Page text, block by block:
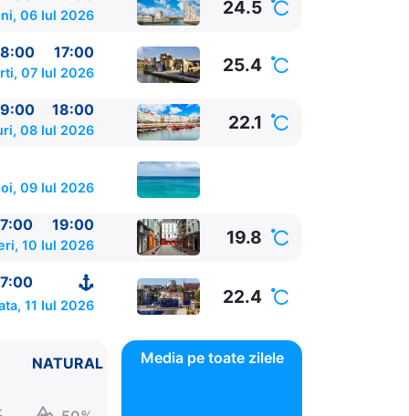
06 Iul 2026 24.5
17:00
07 Iul 2026 25.4
18:00
08 Iul 2026 22.1
09 Iul 2026
19:00
10 Iul 2026 19.8
11 Iul 2026 22.4
NATURAL Media pe toate zilele